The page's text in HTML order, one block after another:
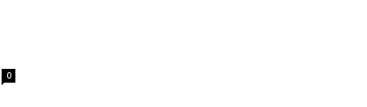
0